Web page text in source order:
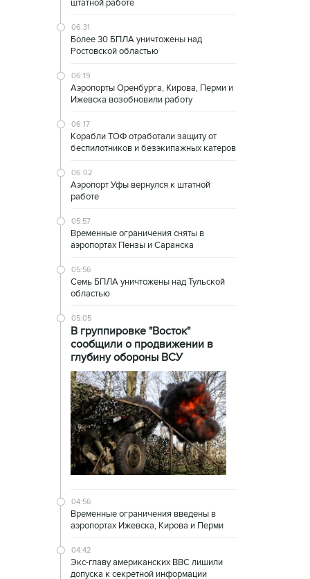
штатной работе
06:31
Более 30 БПЛА уничтожены над
Ростовской областью
06:19
Аэропорты Оренбурга, Кирова, Перми и
Ижевска возобновили работу
06:17
Корабли ТОФ отработали защиту от
беспилотников и безэкипажных катеров
06:02
Аэропорт Уфы вернулся к штатной
работе
05:57
Временные ограничения сняты в
аэропортах Пензы и Саранска
05:56
Семь БПЛА уничтожены над Тульской
областью
05:05
В группировке "Восток"
сообщили о продвижении в
глубину обороны ВСУ
04:56
Временные ограничения введены в
аэропортах Ижевска, Кирова и Перми
04:42
Экс-главу американских ВВС лишили
допуска к секретной информации